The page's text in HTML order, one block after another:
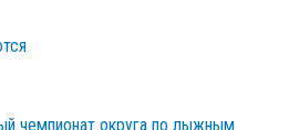
чемпионат округа по лыжным